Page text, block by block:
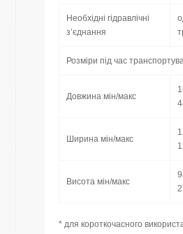
Необхідні гідравлічні
з’єднання
Розміри під час
Довжина мін/макс
Ширина мін/макс
Висота мін/макс
* для короткочасного